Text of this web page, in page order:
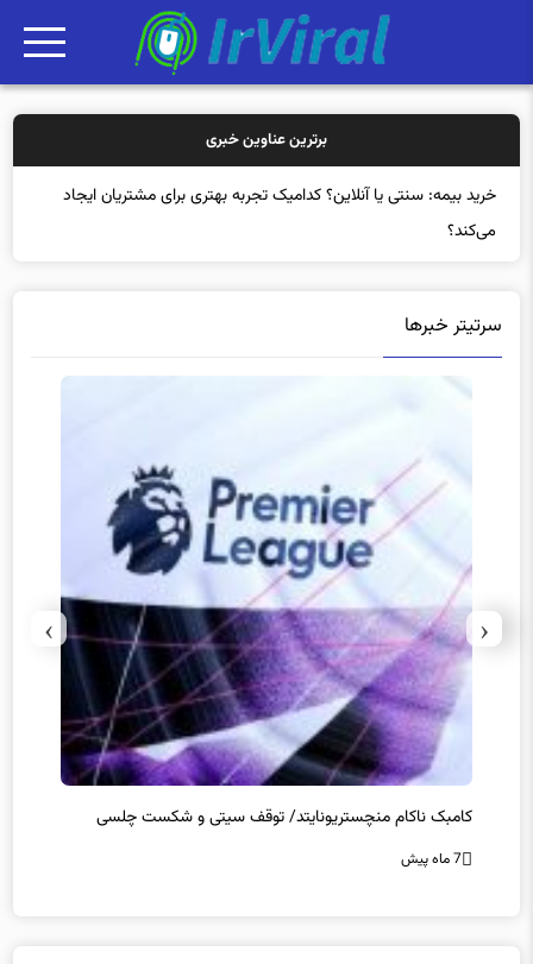
برترین عناوین خبری
خرید بیمه: سنتی یا آنلاین؟ کدامیک تجربه بهتری برای مشتریان ایجاد
می‌کند؟
سرتیتر خبرها
کامبک ناکام منچستریونایتد/ توقف سیتی و شکست چلسی
7 ماه پیش
‹
›